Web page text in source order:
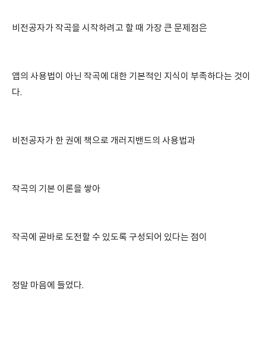
비전공자가 작곡을 시작하려고 할 때 가장 큰 문제점은
앱의 사용법이 아닌 작곡에 대한 기본적인 지식이 부족하다는 것이
다.
비전공자가 한 권에 책으로 개러지밴드의 사용법과
작곡의 기본 이론을 쌓아
작곡에 곧바로 도전할 수 있도록 구성되어 있다는 점이
정말 마음에 들었다.